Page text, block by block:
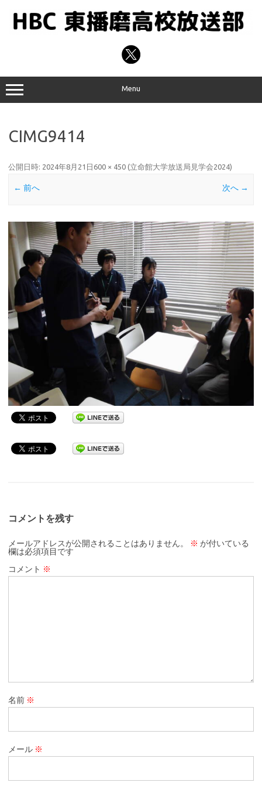
プ
Menu
CIMG9414
公開日時: 2024年8月21日 600 × 450 (立命館大学放送局見学会2024)
← 前へ 次へ →
コメントを残す
メールアドレスが公開されることはありません。 ※ が付いている
欄は必須項目です
コメント ※
名前 ※
メール ※